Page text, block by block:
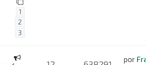
1
2
3
por